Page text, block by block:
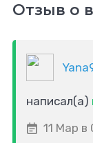
Отзыв о
написал(а)
11 Мар в